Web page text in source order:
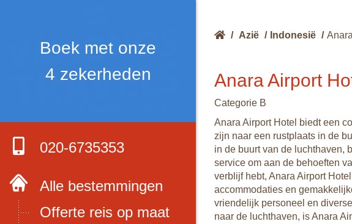
Boek met onze
4 zekerheden
020-6735353
Alle bestemmingen
Offerte reis op maat
/ Azië / Indonesië /
Anara Airport
Categorie B
Anara Airport Hotel biedt een
zijn naar een rustplaats in de
in de buurt van de luchthaven,
service om aan de behoeften
verblijf hebt, Anara Airport
accommodaties en
vriendelijk personeel en
naar de luchthaven, is Anara